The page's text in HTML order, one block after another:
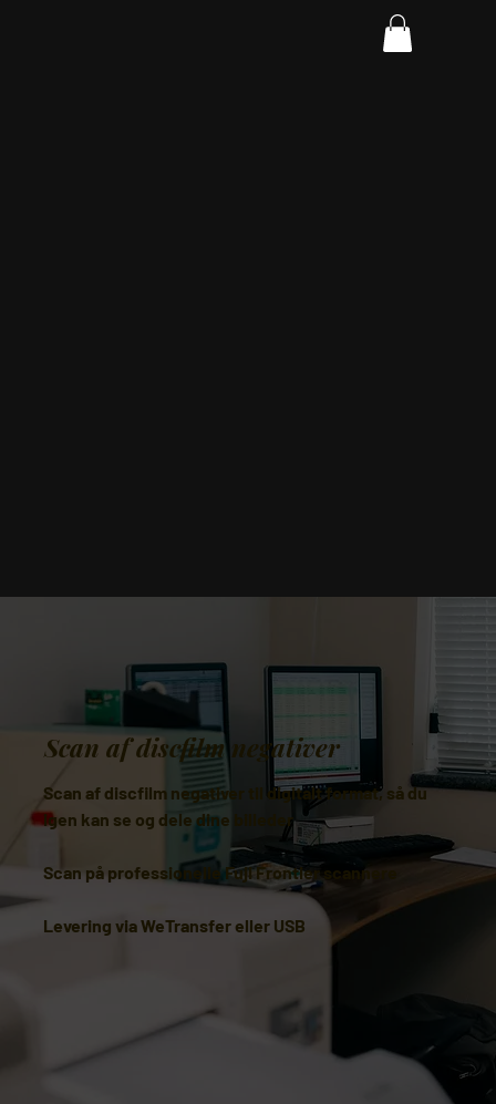
Scan af discfilm negativer
Scan af discfilm negativer til digitalt format, så du
igen kan se og dele dine billeder
Scan på professionelle Fuji Frontier scannere
Levering via WeTransfer eller USB